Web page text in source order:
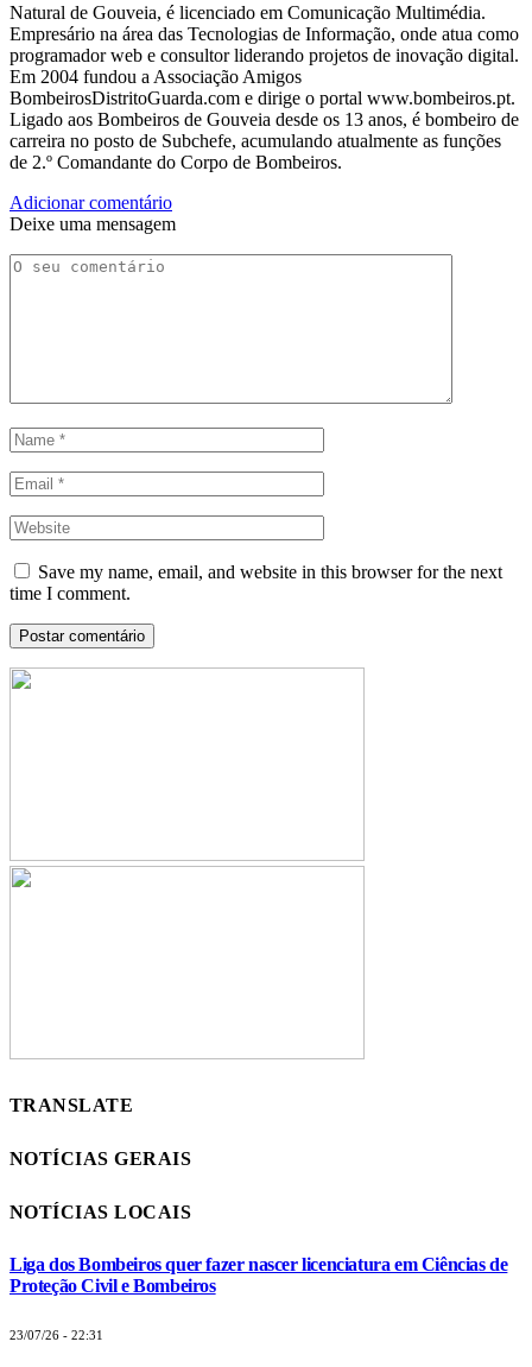
Natural de Gouveia, é licenciado em Comunicação Multimédia.
Empresário na área das Tecnologias de Informação, onde atua como
programador web e consultor liderando projetos de inovação digital.
Em 2004 fundou a Associação Amigos
BombeirosDistritoGuarda.com e dirige o portal www.bombeiros.pt.
Ligado aos Bombeiros de Gouveia desde os 13 anos, é bombeiro de
carreira no posto de Subchefe, acumulando atualmente as funções
de 2.º Comandante do Corpo de Bombeiros.
Adicionar comentário
Deixe uma mensagem
Save my name, email, and website in this browser for the next
time I comment.
TRANSLATE
NOTÍCIAS GERAIS
NOTÍCIAS LOCAIS
Liga dos Bombeiros quer fazer nascer licenciatura em Ciências de
Proteção Civil e Bombeiros
23/07/26 - 22:31